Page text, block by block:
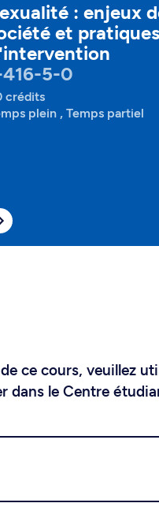
: enjeux
et pratiques
416-5-0
crédits
plein , Temps partiel
ce cours, veuillez
dans le Centre